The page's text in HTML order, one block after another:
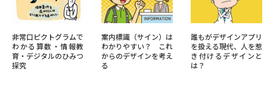
非常口ピクトグラムで
わかる算数・情報教
育・デジタルのひみつ
探究
案内標識（サイン）は
わかりやすい？ これ
からのデザインを考え
る
誰もがデザインアプリ
を扱える現代、人を惹
き付けるデザインと
は？